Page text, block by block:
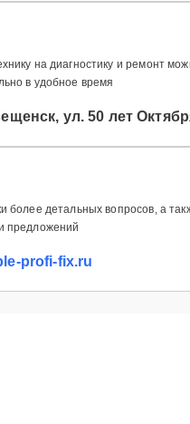
на диагностику и ремонт
в удобное время
ул. 50 лет
более детальных вопросов, а
предложений
profi-fix.ru